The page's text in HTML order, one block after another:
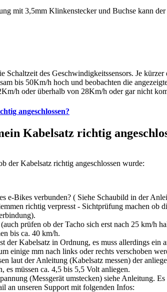
mit 3,5mm Klinkenstecker und Buchse kann
Schaltzeit des Geschwindigkeitssensors. Je
bis 50Km/h hoch und beobachten die
h oder überhalb von 28Km/h oder gar nicht
angeschlossen?
Kabelsatz richtig
der Kabelsatz richtig angeschlossen wurde:
e-Bikes verbunden? ( Siehe Schaubild in der
richtig verpresst - Sichtprüfung machen ob
prüfen ob der Tacho sich erst nach 25 km/h
bis ca. 40 km/h.
der Kabelsatz in Ordnung, es muss allerdings ein
einige mm nach links oder rechts verschoben
laut der Anleitung (Kabelsatz messen) der
es müssen ca. 4,5 bis 5,5 Volt anliegen.
(Messgerät umstecken) siehe Anleitung.
an unseren Support mit folgenden Infos: